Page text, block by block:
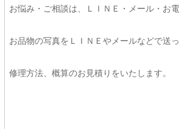
お悩み・ご相談は、ＬＩＮＥ・メール・お
お品物の写真をＬＩＮＥやメールなどで送っ
修理方法、概算のお見積りをいたします。